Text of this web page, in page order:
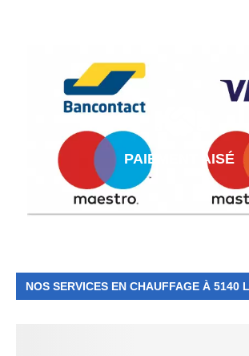
PAIEMENT AISÉ
NOS SERVICES EN CHAUFFAGE À 5140